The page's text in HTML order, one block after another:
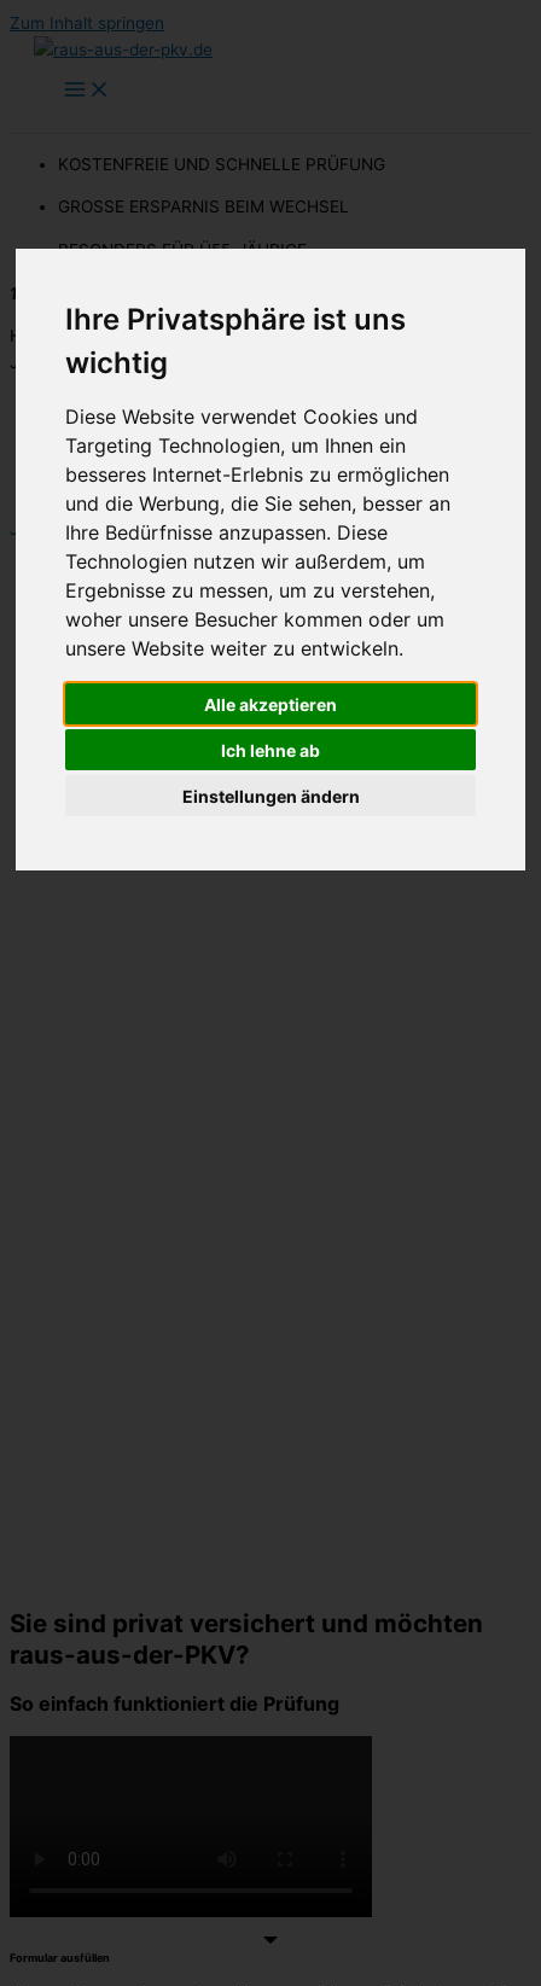
Ihre Privatsphäre ist uns
wichtig
Diese Website verwendet Cookies und
Targeting Technologien, um Ihnen ein
besseres Internet-Erlebnis zu ermöglichen
und die Werbung, die Sie sehen, besser an
Ihre Bedürfnisse anzupassen. Diese
Technologien nutzen wir außerdem, um
Ergebnisse zu messen, um zu verstehen,
woher unsere Besucher kommen oder um
unsere Website weiter zu entwickeln.
Alle akzeptieren
Ich lehne ab
Einstellungen ändern
Zum Inhalt springen
KOSTENFREIE UND SCHNELLE PRÜFUNG
GROSSE ERSPARNIS BEIM WECHSEL
BESONDERS FÜR Ü55-JÄHRIGE
100% KOSTENFREI
Heute schon an morgen denken & in die GKV wechseln.
Jetzt schnell in wenigen Schritten prüfen lassen.
VON EXPERTEN GEPRÜFT
99% ERFOLGSQUOTE
VORTEIL FÜR Ü55-JÄHRIGE
Jetzt kostenfrei prüfen
bis zu 300.000 € Ersparnis
sichere Datenübermittlung
kostenfrei und unverbindlich
Sie sind privat versichert und möchten
raus-aus-der-PKV?
So einfach funktioniert die Prüfung
Formular ausfüllen